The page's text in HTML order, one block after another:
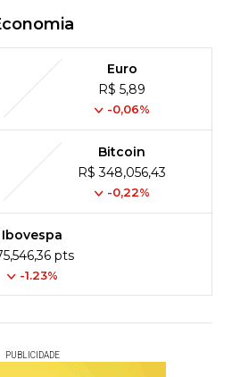
Euro
R$ 5,89
-0,06%
Bitcoin
R$ 348,056,43
-0,22%
Ibovespa
pts
-1.23%
PUBLICIDADE